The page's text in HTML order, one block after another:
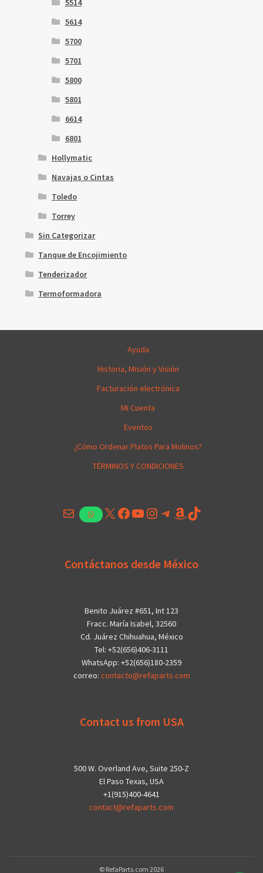
5514
5614
5700
5701
5800
5801
6614
6801
Hollymatic
Navajas o Cintas
Toledo
Torrey
Sin Categorizar
Tanque de Encojimiento
Tenderizador
Termoformadora
Ayuda
Historia, Misión y Visión
Facturación electrónica
Mi Cuenta
Eventos
¿Cómo Ordenar Platos Para Molinos?
TÉRMINOS Y CONDICIONES
Correo electrónico
WhatsApp
X Facebook
YouTube
Instagram
Telegram
Amazon
TikTok
Contáctanos desde México
Benito Juárez #651, Int 123
Fracc. María Isabel, 32560
Cd. Juárez Chihuahua, México
Tel: +52(656)406-3111
WhatsApp: +52(656)180-2359
correo: contacto@refaparts.com
Contact us from USA
500 W. Overland Ave, Suite 250-Z
El Paso Texas, USA
+1(915)400-4641
contact@refaparts.com
© RefaParts.com 2026